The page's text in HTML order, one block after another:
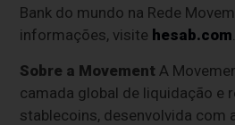
Bank do mundo na Rede
informações, visite hesab.com.
Sobre a Movement A
camada global de liquidação e
stablecoins, desenvolvida com